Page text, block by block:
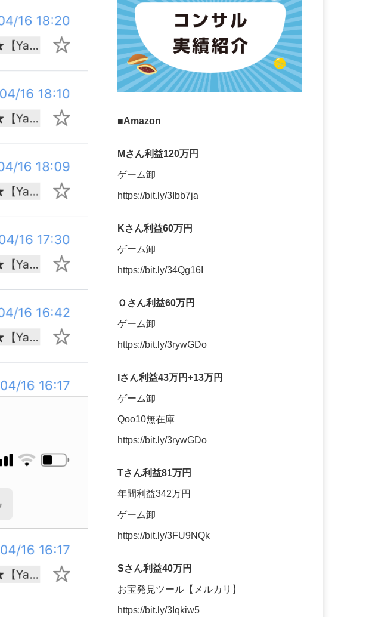
■Amazon
Mさん利益120万円
ゲーム卸
https://bit.ly/3Ibb7ja
Kさん利益60万円
ゲーム卸
https://bit.ly/34Qg16I
Ｏさん利益60万円
ゲーム卸
https://bit.ly/3rywGDo
Iさん利益43万円+13万円
ゲーム卸
Qoo10無在庫
https://bit.ly/3rywGDo
Tさん利益81万円
年間利益342万円
ゲーム卸
https://bit.ly/3FU9NQk
Sさん利益40万円
お宝発見ツール【メルカリ】
https://bit.ly/3Iqkiw5